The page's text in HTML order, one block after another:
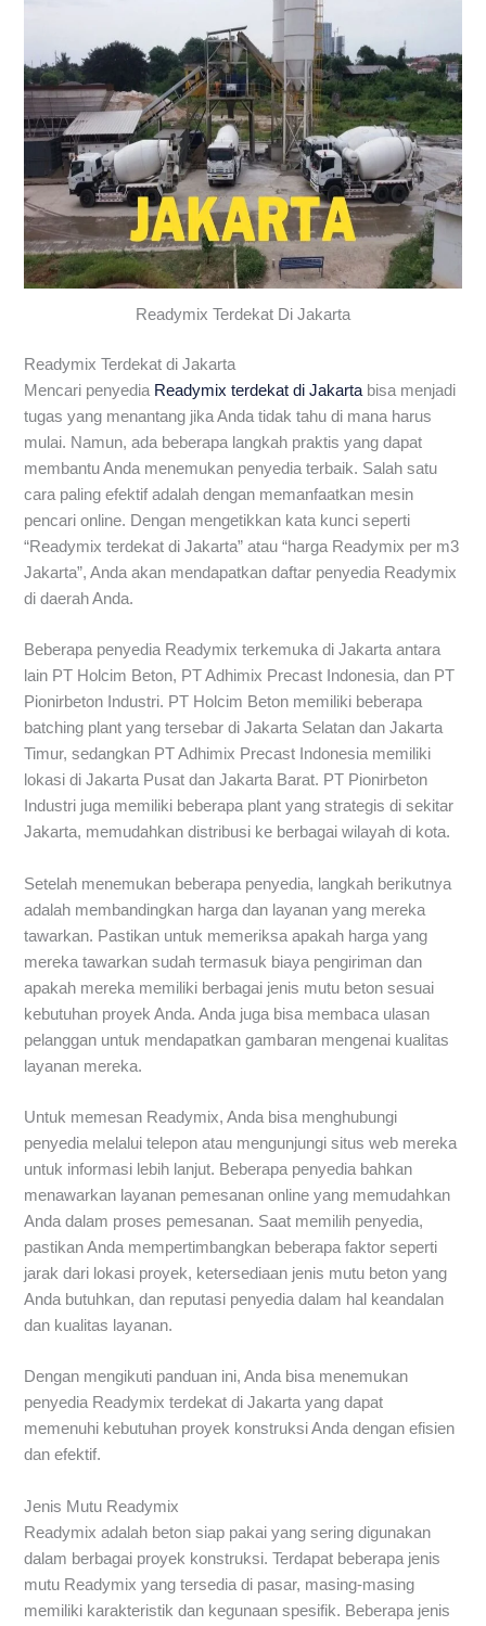
Readymix Terdekat Di Jakarta
Readymix Terdekat di Jakarta
Mencari penyedia Readymix terdekat di Jakarta bisa menjadi
tugas yang menantang jika Anda tidak tahu di mana harus
mulai. Namun, ada beberapa langkah praktis yang dapat
membantu Anda menemukan penyedia terbaik. Salah satu
cara paling efektif adalah dengan memanfaatkan mesin
pencari online. Dengan mengetikkan kata kunci seperti
“Readymix terdekat di Jakarta” atau “harga Readymix per m3
Jakarta”, Anda akan mendapatkan daftar penyedia Readymix
di daerah Anda.
Beberapa penyedia Readymix terkemuka di Jakarta antara
lain PT Holcim Beton, PT Adhimix Precast Indonesia, dan PT
Pionirbeton Industri. PT Holcim Beton memiliki beberapa
batching plant yang tersebar di Jakarta Selatan dan Jakarta
Timur, sedangkan PT Adhimix Precast Indonesia memiliki
lokasi di Jakarta Pusat dan Jakarta Barat. PT Pionirbeton
Industri juga memiliki beberapa plant yang strategis di sekitar
Jakarta, memudahkan distribusi ke berbagai wilayah di kota.
Setelah menemukan beberapa penyedia, langkah berikutnya
adalah membandingkan harga dan layanan yang mereka
tawarkan. Pastikan untuk memeriksa apakah harga yang
mereka tawarkan sudah termasuk biaya pengiriman dan
apakah mereka memiliki berbagai jenis mutu beton sesuai
kebutuhan proyek Anda. Anda juga bisa membaca ulasan
pelanggan untuk mendapatkan gambaran mengenai kualitas
layanan mereka.
Untuk memesan Readymix, Anda bisa menghubungi
penyedia melalui telepon atau mengunjungi situs web mereka
untuk informasi lebih lanjut. Beberapa penyedia bahkan
menawarkan layanan pemesanan online yang memudahkan
Anda dalam proses pemesanan. Saat memilih penyedia,
pastikan Anda mempertimbangkan beberapa faktor seperti
jarak dari lokasi proyek, ketersediaan jenis mutu beton yang
Anda butuhkan, dan reputasi penyedia dalam hal keandalan
dan kualitas layanan.
Dengan mengikuti panduan ini, Anda bisa menemukan
penyedia Readymix terdekat di Jakarta yang dapat
memenuhi kebutuhan proyek konstruksi Anda dengan efisien
dan efektif.
Jenis Mutu Readymix
Readymix adalah beton siap pakai yang sering digunakan
dalam berbagai proyek konstruksi. Terdapat beberapa jenis
mutu Readymix yang tersedia di pasar, masing-masing
memiliki karakteristik dan kegunaan spesifik. Beberapa jenis